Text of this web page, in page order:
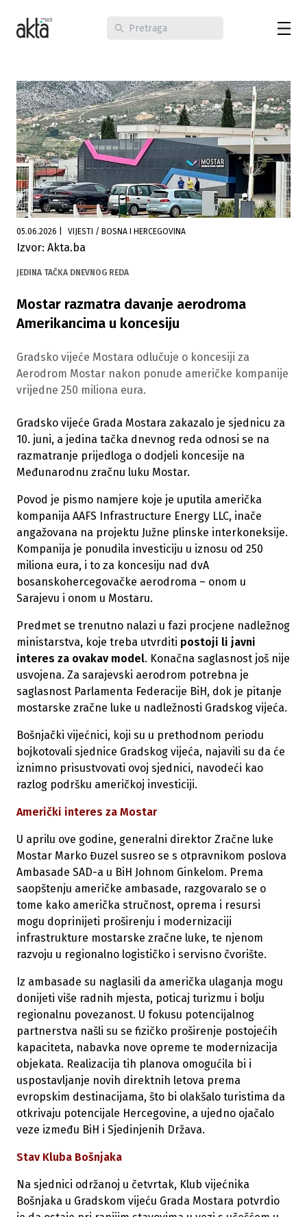
05.06.2026 VIJESTI / BOSNA I HERCEGOVINA
Izvor: Akta.ba
JEDINA TAČKA DNEVNOG REDA
Mostar razmatra davanje aerodroma
Amerikancima u koncesiju
Gradsko vijeće Mostara odlučuje o koncesiji za
Aerodrom Mostar nakon ponude američke kompanije
vrijedne 250 miliona eura.
Gradsko vijeće Grada Mostara zakazalo je sjednicu za
10. juni, a jedina tačka dnevnog reda odnosi se na
razmatranje prijedloga o dodjeli koncesije na
Međunarodnu zračnu luku Mostar.
Povod je pismo namjere koje je uputila američka
kompanija AAFS Infrastructure Energy LLC, inače
angažovana na projektu Južne plinske interkoneksije.
Kompanija je ponudila investiciju u iznosu od 250
miliona eura, i to za koncesiju nad dvA
bosanskohercegovačke aerodroma – onom u
Sarajevu i onom u Mostaru.
Predmet se trenutno nalazi u fazi procjene nadležnog
ministarstva, koje treba utvrditi postoji li javni
interes za ovakav model. Konačna saglasnost još nije
usvojena. Za sarajevski aerodrom potrebna je
saglasnost Parlamenta Federacije BiH, dok je pitanje
mostarske zračne luke u nadležnosti Gradskog vijeća.
Bošnjački vijećnici, koji su u prethodnom periodu
bojkotovali sjednice Gradskog vijeća, najavili su da će
iznimno prisustvovati ovoj sjednici, navodeći kao
razlog podršku američkoj investiciji.
Američki interes za Mostar
U aprilu ove godine, generalni direktor Zračne luke
Mostar Marko Đuzel susreo se s otpravnikom poslova
Ambasade SAD-a u BiH Johnom Ginkelom. Prema
saopštenju američke ambasade, razgovaralo se o
tome kako američka stručnost, oprema i resursi
mogu doprinijeti proširenju i modernizaciji
infrastrukture mostarske zračne luke, te njenom
razvoju u regionalno logističko i servisno čvorište.
Iz ambasade su naglasili da američka ulaganja mogu
donijeti više radnih mjesta, poticaj turizmu i bolju
regionalnu povezanost. U fokusu potencijalnog
partnerstva našli su se fizičko proširenje postojećih
kapaciteta, nabavka nove opreme te modernizacija
objekata. Realizacija tih planova omogućila bi i
uspostavljanje novih direktnih letova prema
evropskim destinacijama, što bi olakšalo turistima da
otkrivaju potencijale Hercegovine, a ujedno ojačalo
veze između BiH i Sjedinjenih Država.
Stav Kluba Bošnjaka
Na sjednici održanoj u četvrtak, Klub vijećnika
Bošnjaka u Gradskom vijeću Grada Mostara potvrdio